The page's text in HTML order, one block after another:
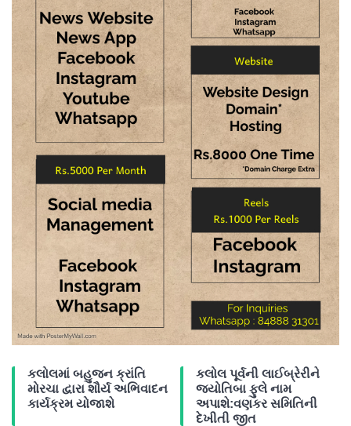
કલોલમાં બહુજન ક્રાંતિ
મોરચા દ્વારા શૌર્ય અભિવાદન
કાર્યક્રમ યોજાશે
કલોલ પૂર્વની લાઈબ્રેરીને
જ્યોતિબા ફુલે નામ
અપાશે:વણકર સમિતિની
દેખીતી જીત